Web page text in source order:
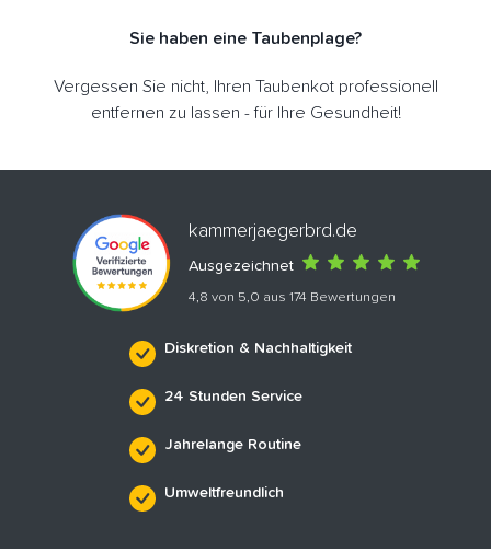
Sie haben eine Taubenplage?
Vergessen Sie nicht, Ihren Taubenkot professionell
entfernen zu lassen - für Ihre Gesundheit!
kammerjaegerbrd.de
Ausgezeichnet
4,8 von 5,0 aus 174 Bewertungen
Diskretion & Nachhaltigkeit
24 Stunden Service
Jahrelange Routine
Umweltfreundlich